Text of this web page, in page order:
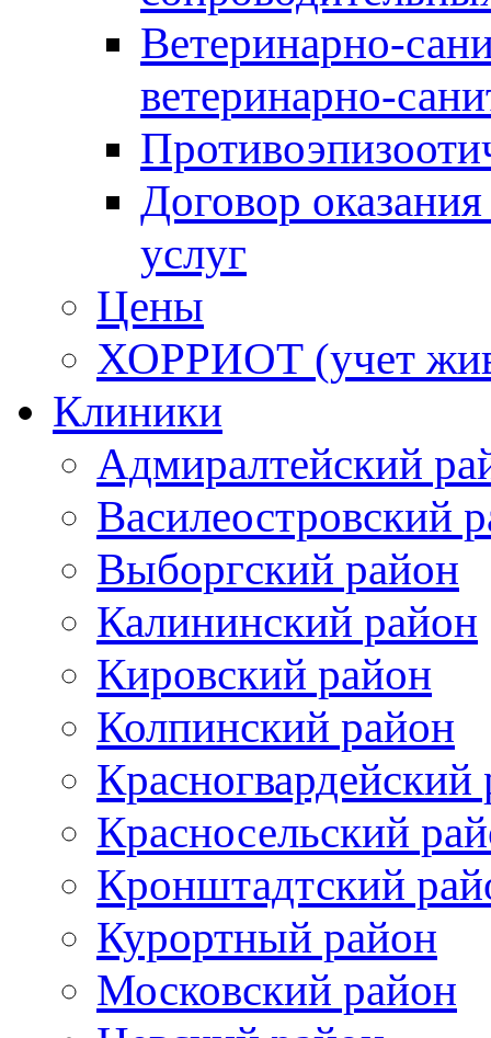
Ветеринарно-
ветеринарно-
Договор
услуг
Цены
ХОРРИОТ (учет
Клиники
Адмиралтейский
Василеостровский
Выборгский район
Калининский район
Кировский район
Колпинский район
Красногвардейский
Красносельский
Кронштадтский
Курортный район
Московский район